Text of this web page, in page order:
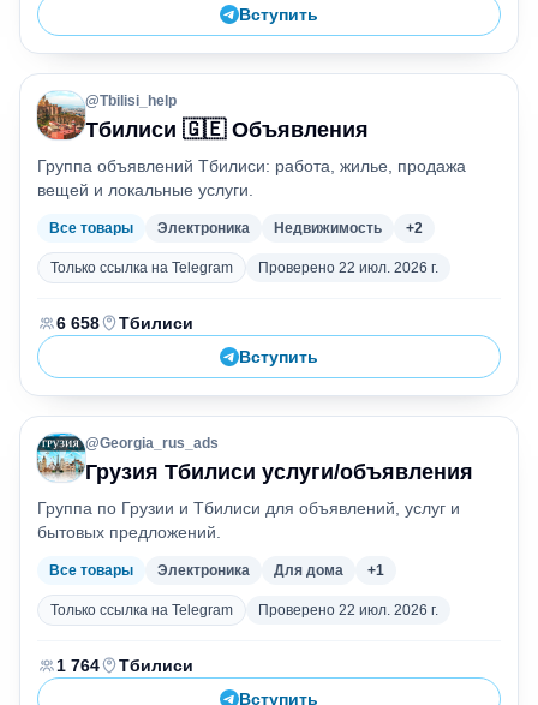
Вступить
Т
@Tbilisi_help
Тбилиси 🇬🇪 Объявления
Группа объявлений Тбилиси: работа, жилье, продажа
вещей и локальные услуги.
Все товары Электроника Недвижимость +2
Только ссылка на Telegram Проверено 22 июл. 2026 г.
Участники:
6 658 Город:
Тбилиси
Вступить
Г
@Georgia_rus_ads
Грузия Тбилиси услуги/объявления
Группа по Грузии и Тбилиси для объявлений, услуг и
бытовых предложений.
Все товары Электроника Для дома +1
Только ссылка на Telegram Проверено 22 июл. 2026 г.
Участники:
1 764 Город:
Тбилиси
Вступить